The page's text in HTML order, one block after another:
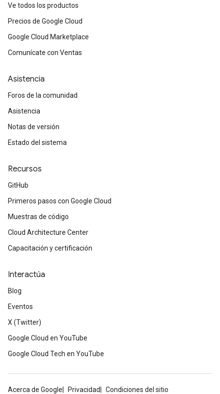
Ve todos los productos
Precios de Google Cloud
Google Cloud Marketplace
Comunícate con Ventas
Asistencia
Foros de la comunidad
Asistencia
Notas de versión
Estado del sistema
Recursos
GitHub
Primeros pasos con Google Cloud
Muestras de código
Cloud Architecture Center
Capacitación y certificación
Interactúa
Blog
Eventos
X (Twitter)
Google Cloud en YouTube
Google Cloud Tech en YouTube
Acerca de Google Privacidad
Condiciones del sitio